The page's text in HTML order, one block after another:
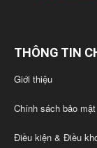
THÔNG TIN
Giới thiệu
Chính sách bảo mật
Điều kiện & Điều